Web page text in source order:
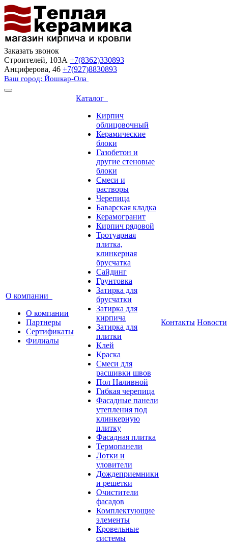
Заказать звонок
Строителей, 103А +7(8362)330893
Анциферова, 46 +7(927)8830893
Ваш город: Йошкар-Ола
О компании
О компании
Партнеры
Сертификаты
Филиалы
Каталог
Кирпич
облицовочный
Керамические
блоки
Газобетон и
другие стеновые
блоки
Смеси и
растворы
Черепица
Баварская кладка
Керамогранит
Кирпич рядовой
Тротуарная
плитка,
клинкерная
брусчатка
Сайдинг
Грунтовка
Затирка для
брусчатки
Затирка для
кирпича
Затирка для
плитки
Клей
Краска
Смеси для
расшивки швов
Пол Наливной
Гибкая черепица
Фасадные панели
утепления под
клинкерную
плитку
Фасадная плитка
Термопанели
Лотки и
уловители
Дождеприемники
и решетки
Очистители
фасадов
Комплектующие
элементы
Кровельные
системы
Контакты Новости